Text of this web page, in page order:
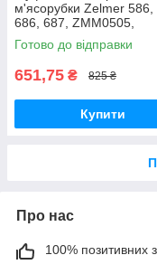
м'ясорубки Zelmer 586,
686, 687, ZMM0505,
ZMM0554, ZMM0805,
ZMM0815, ZMM0854,
ZMM0905, ZMM0954,
ZMM1005
Готово до відправки
651,75 ₴ 825 ₴
Купити
Про нас
100% позитивних з